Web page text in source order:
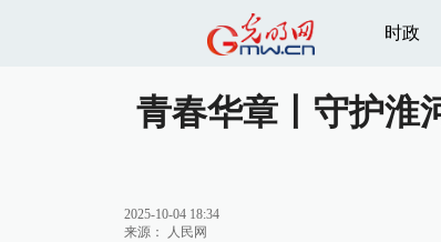
时政
青春华章丨守护淮
2025-10-04 18:34
来源：
人民网